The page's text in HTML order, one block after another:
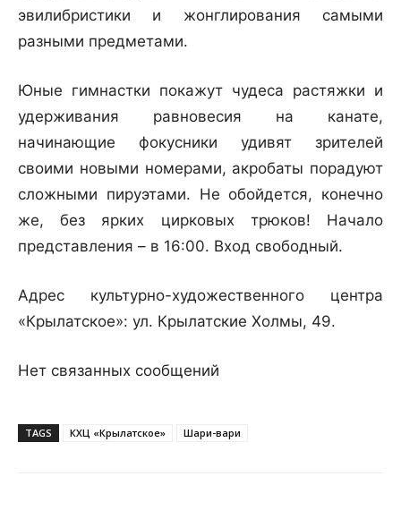
эвилибристики и жонглирования самыми
разными предметами.
Юные гимнастки покажут чудеса растяжки и
удерживания равновесия на канате,
начинающие фокусники удивят зрителей
своими новыми номерами, акробаты порадуют
сложными пируэтами. Не обойдется, конечно
же, без ярких цирковых трюков! Начало
представления – в 16:00. Вход свободный.
Адрес культурно-художественного центра
«Крылатское»: ул. Крылатские Холмы, 49.
Нет связанных сообщений
TAGS КХЦ «Крылатское» Шари-вари